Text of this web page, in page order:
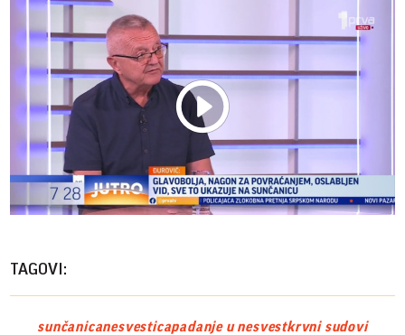
Play
TAGOVI:
sunčanicanesvesticapadanje u nesvestkrvni sudovi